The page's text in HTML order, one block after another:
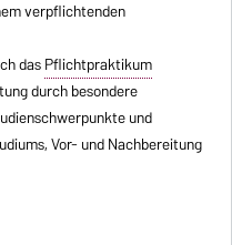
verpflichtenden
dasPflichtpraktikum
durch besondere
und
Vor- und Nachbereitung